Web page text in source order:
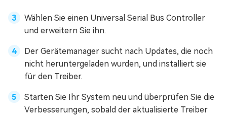
Wählen Sie einen Universal Serial Bus Controller
und erweitern Sie ihn.
Der Gerätemanager sucht nach Updates, die noch
nicht heruntergeladen wurden, und installiert sie
für den Treiber.
Starten Sie Ihr System neu und überprüfen Sie die
Verbesserungen, sobald der aktualisierte Treiber